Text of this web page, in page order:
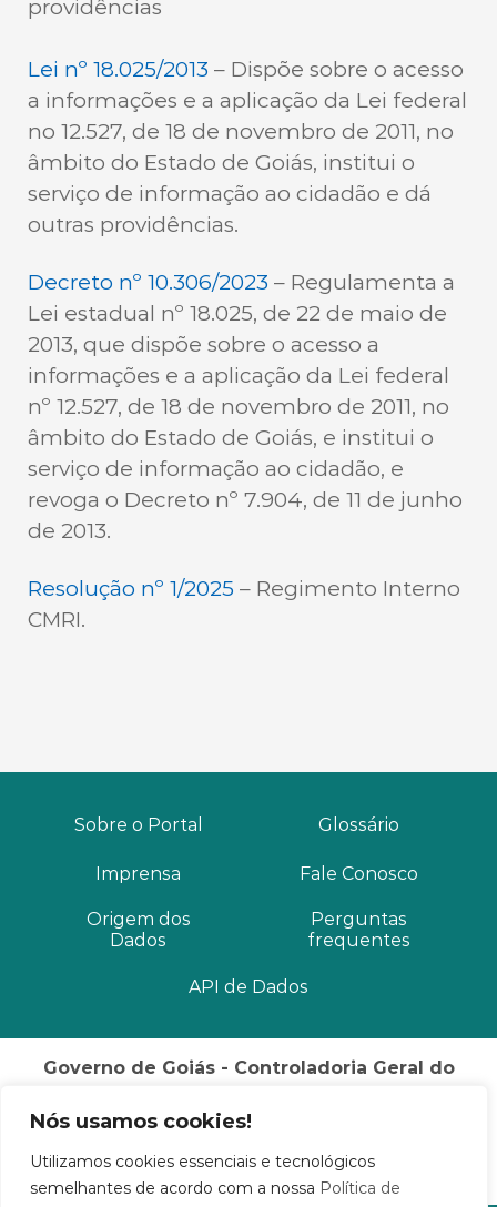
Nós usamos cookies!
Utilizamos cookies essenciais e tecnológicos
semelhantes de acordo com a nossa Política de
providências
Lei nº 18.025/2013 – Dispõe sobre o acesso
a informações e a aplicação da Lei federal
no 12.527, de 18 de novembro de 2011, no
âmbito do Estado de Goiás, institui o
serviço de informação ao cidadão e dá
outras providências.
Decreto nº 10.306/2023 – Regulamenta a
Lei estadual nº 18.025, de 22 de maio de
2013, que dispõe sobre o acesso a
informações e a aplicação da Lei federal
nº 12.527, de 18 de novembro de 2011, no
âmbito do Estado de Goiás, e institui o
serviço de informação ao cidadão, e
revoga o Decreto nº 7.904, de 11 de junho
de 2013.
Resolução nº 1/2025 – Regimento Interno
CMRI.
Sobre o Portal Glossário
Imprensa Fale Conosco
Origem dos
Dados
Perguntas
frequentes
API de Dados
Governo de Goiás - Controladoria Geral do
Palácio Pedro Ludovico Teixeira Rua 82, Nº 400, 3º
Setor Sul Goiânia / GO CEP: 74015-908